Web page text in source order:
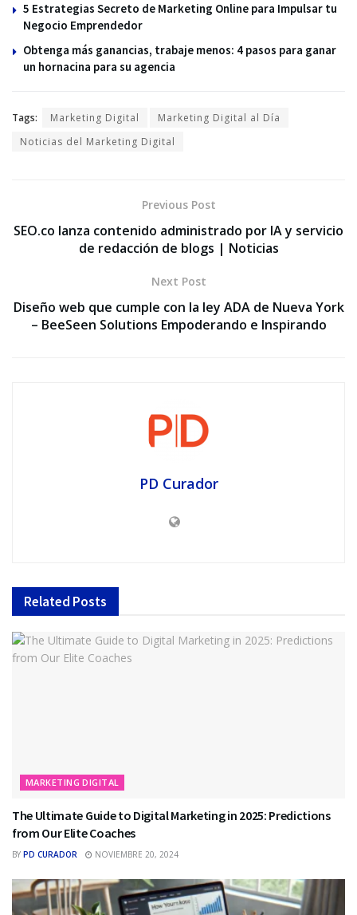
5 Estrategias Secreto de Marketing Online para Impulsar tu
Negocio Emprendedor
Obtenga más ganancias, trabaje menos: 4 pasos para ganar
un hornacina para su agencia
Tags: Marketing Digital
Marketing Digital al Día
Noticias del Marketing Digital
Previous Post
SEO.co lanza contenido administrado por IA y servicio
de redacción de blogs | Noticias
Next Post
Diseño web que cumple con la ley ADA de Nueva York
– BeeSeen Solutions Empoderando e Inspirando
PD Curador
Related Posts
MARKETING DIGITAL
The Ultimate Guide to Digital Marketing in 2025: Predictions
from Our Elite Coaches
BY PD CURADOR NOVIEMBRE 20, 2024